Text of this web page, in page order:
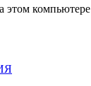
этом компьютере